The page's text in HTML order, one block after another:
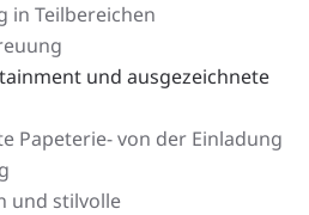
in Teilbereichen
und ausgezeichnete
Papeterie- von der Einladung
und stilvolle